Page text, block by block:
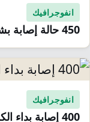
انفوجرافيك
450 حالة إصابة بشلل الأطفال خلال 3 أعوام
انفوجرافيك
400 إصابة بداء الكلب في تعز منذ بداية 2026